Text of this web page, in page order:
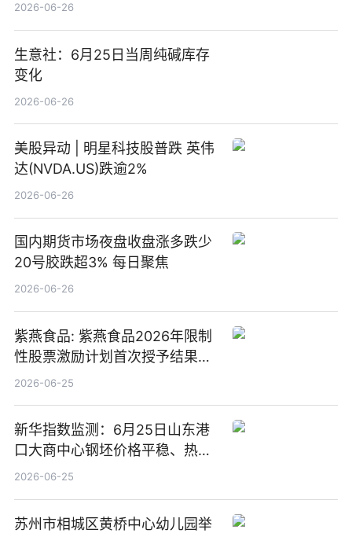
2026-06-26
生意社：6月25日当周纯碱库存
变化
2026-06-26
美股异动 | 明星科技股普跌 英伟
达(NVDA.US)跌逾2%
2026-06-26
国内期货市场夜盘收盘涨多跌少
20号胶跌超3% 每日聚焦
2026-06-26
紫燕食品: 紫燕食品2026年限制
性股票激励计划首次授予结果公
告-微资讯
2026-06-25
新华指数监测：6月25日山东港
口大商中心钢坯价格平稳、热轧
C料价格微幅下跌
2026-06-25
苏州市相城区黄桥中心幼儿园举